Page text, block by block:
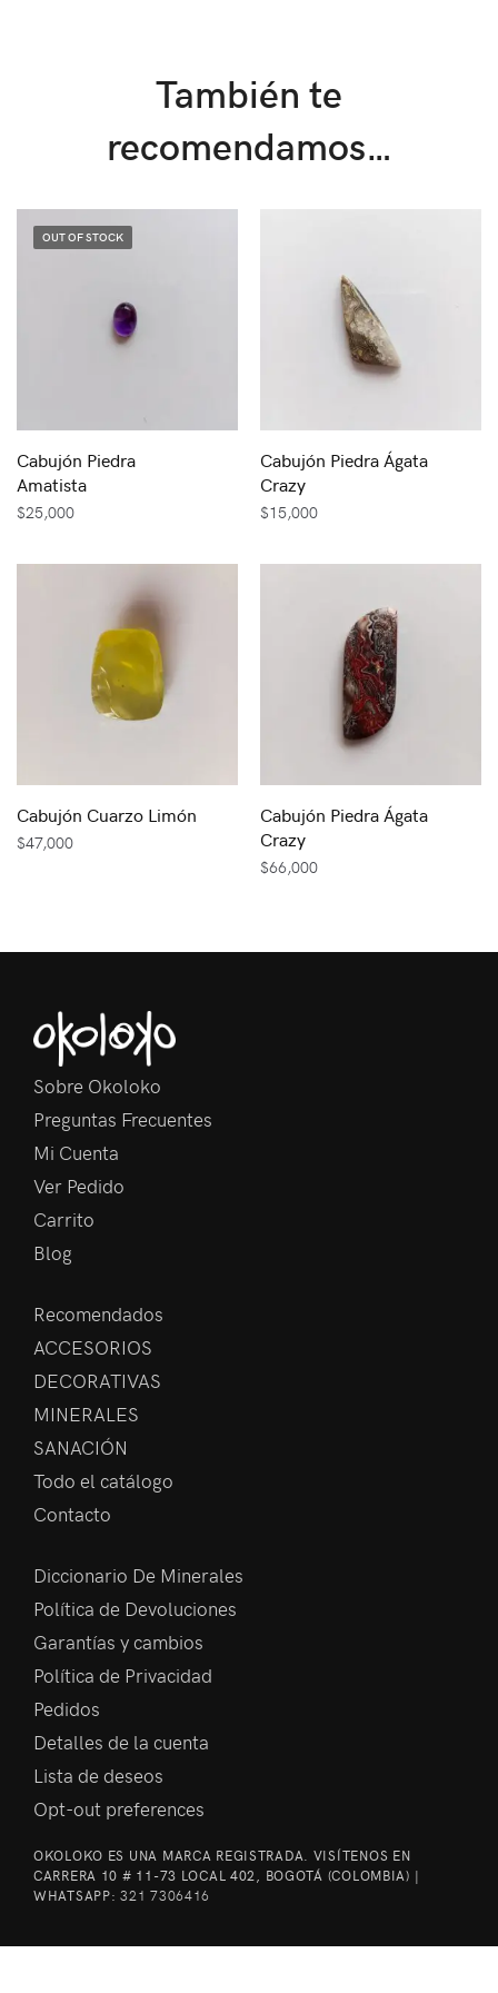
También te
recomendamos…
Cabujón Piedra
Amatista
$25,000
Cabujón Piedra Ágata
Crazy
$15,000
Cabujón Cuarzo Limón
$47,000
Cabujón Piedra Ágata
Crazy
$66,000
Sobre Okoloko
Preguntas Frecuentes
Mi Cuenta
Ver Pedido
Carrito
Blog
Recomendados
ACCESORIOS
DECORATIVAS
MINERALES
SANACIÓN
Todo el catálogo
Contacto
Diccionario De Minerales
Política de Devoluciones
Garantías y cambios
Política de Privacidad
Pedidos
Detalles de la cuenta
Lista de deseos
Opt-out preferences
OKOLOKO ES UNA MARCA REGISTRADA. VISÍTENOS EN
CARRERA 10 # 11-73 LOCAL 402, BOGOTÁ (COLOMBIA) |
WHATSAPP:321 7306416